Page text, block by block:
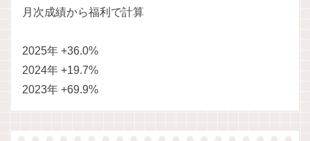
月次成績から福利で計算
2025年 +36.0%
2024年 +19.7%
2023年 +69.9%